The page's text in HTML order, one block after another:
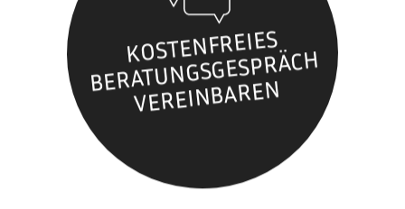
KOSTENFREIES
BERATUNGSGESPRÄCH
VEREINBAREN